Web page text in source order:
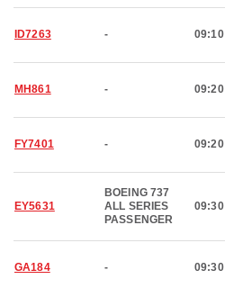
ID7263 - 09:10
MH861 - 09:20
FY7401 - 09:20
EY5631
BOEING 737
ALL SERIES
PASSENGER
09:30
GA184 - 09:30